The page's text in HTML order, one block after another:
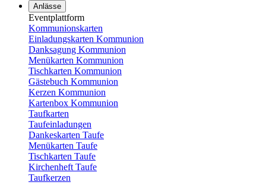
Anlässe
Eventplattform
Kommunionskarten
Einladungskarten Kommunion
Danksagung Kommunion
Menükarten Kommunion
Tischkarten Kommunion
Gästebuch Kommunion
Kerzen Kommunion
Kartenbox Kommunion
Taufkarten
Taufeinladungen
Dankeskarten Taufe
Menükarten Taufe
Tischkarten Taufe
Kirchenheft Taufe
Taufkerzen